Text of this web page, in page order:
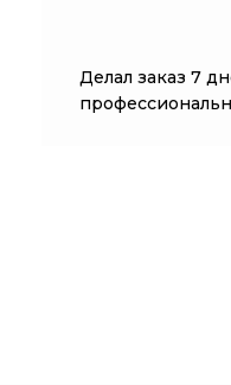
Делал заказ 7